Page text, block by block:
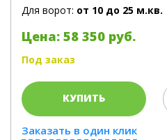
Для ворот: от 10 до 25 м.кв.
Цена: 58 350 руб.
Под заказ
КУПИТЬ
Заказать в один клик